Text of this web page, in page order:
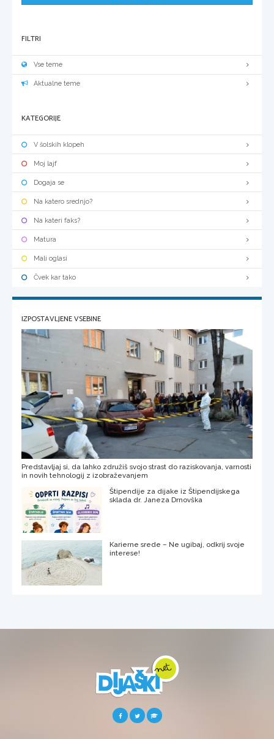
FILTRI
Vse teme
Aktualne teme
KATEGORIJE
V šolskih klopeh
Moj lajf
Dogaja se
Na katero srednjo?
Na kateri faks?
Matura
Mali oglasi
Čvek kar tako
IZPOSTAVLJENE VSEBINE
Predstavljaj si, da lahko združiš svojo strast do raziskovanja, varnosti
in novih tehnologij z izobraževanjem
Štipendije za dijake iz Štipendijskega
sklada dr. Janeza Drnovška
Karierne srede – Ne ugibaj, odkrij svoje
interese!